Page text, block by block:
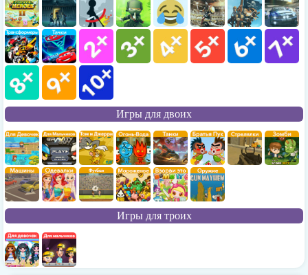
Игры для двоих
Игры для троих